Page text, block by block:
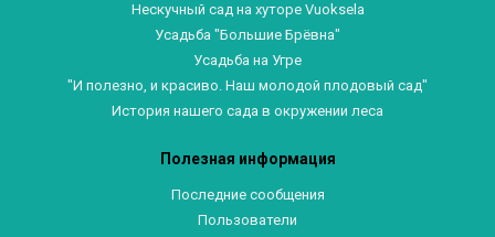
Нескучный сад на хуторе Vuoksela
Усадьба "Большие Брёвна"
Усадьба на Угре
"И полезно, и красиво. Наш молодой плодовый сад"
История нашего сада в окружении леса
Полезная информация
Последние сообщения
Пользователи